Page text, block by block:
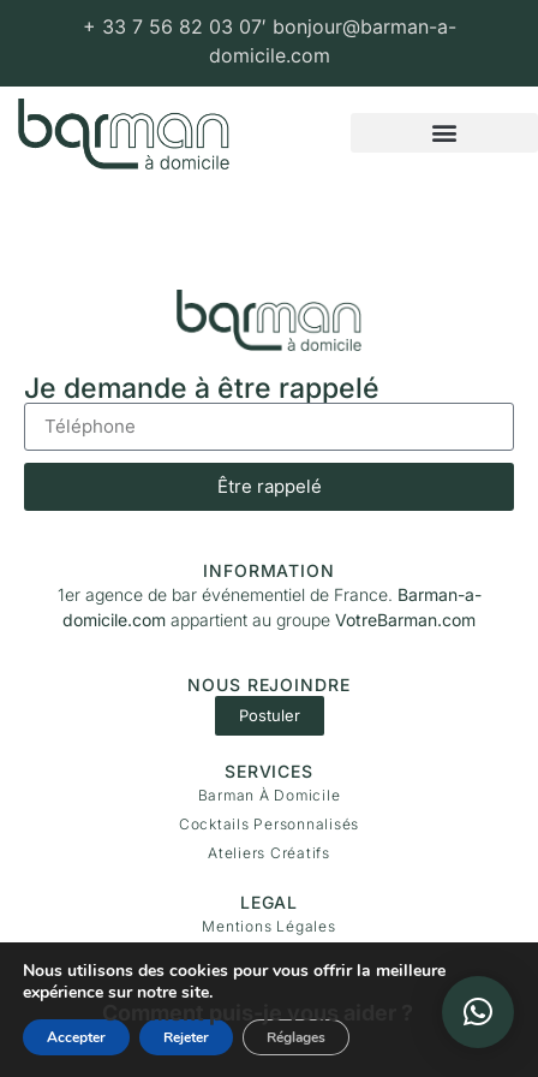
+ 33 7 56 82 03 07′ bonjour@barman-a-
domicile.com
Je demande à être rappelé
Être rappelé
INFORMATION
1er agence de bar événementiel de France. Barman-a-
domicile.com appartient au groupe VotreBarman.com
NOUS REJOINDRE
Postuler
SERVICES
Barman À Domicile
Cocktails Personnalisés
Ateliers Créatifs
LEGAL
Mentions Légales
Confidentialité
Barman-a-domicile.com 2024
Nous utilisons des cookies pour vous offrir la meilleure
expérience sur notre site.
Accepter Rejeter Réglages